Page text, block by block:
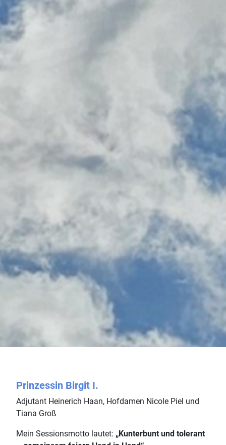
Prinzessin Birgit I.
Adjutant Heinerich Haan, Hofdamen Nicole Piel und
Tiana Groß
Mein Sessionsmotto lautet: „Kunterbunt und tolerant